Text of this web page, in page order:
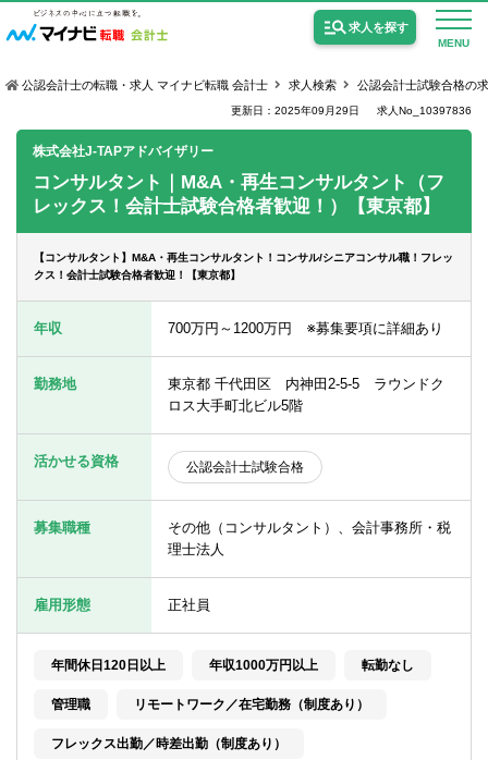
MENU
求人を探す
公認会計士の求人
監査法人の求人
USCPA（米国公認会計士）の求人
女性会計士の転職
個別転職相談会・セミナー
サービス紹介
公認会計士の転職・求人 マイナビ転職 会計士 求人検索 公認会計士試験合格の
更新日：2025年09月29日 求人No_10397836
株式会社J-TAPアドバイザリー
コンサルタント｜M&A・再生コンサルタント（フ
レックス！会計士試験合格者歓迎！）【東京都】
【コンサルタント】M&A・再生コンサルタント！コンサル/シニアコンサル職！フレッ
クス！会計士試験合格者歓迎！【東京都】
年収 700万円～1200万円 ※募集要項に詳細あり
勤務地
東京都 千代田区 内神田2-5-5 ラウンドク
ロス大手町北ビル5階
活かせる資格 公認会計士試験合格
募集職種
その他（コンサルタント）、会計事務所・税
理士法人
雇用形態 正社員
年間休日120日以上 年収1000万円以上 転勤なし
管理職 リモートワーク／在宅勤務（制度あり）
フレックス出勤／時差出勤（制度あり）